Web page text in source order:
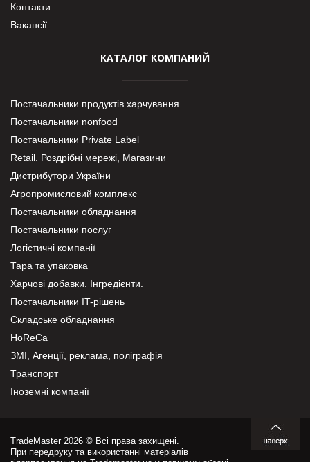
Контакти
Вакансії
КАТАЛОГ КОМПАНИЙ
Постачальники продуктів харчування
Постачальники nonfood
Постачальники Private Label
Retail. Роздрібні мережі, Магазини
Дистрибутори України
Агропромисловий комплекс
Постачальники обладнання
Постачальники послуг
Логістичні компанії
Тара та упаковка
Харчові добавки. Інгредієнти.
Постачальники IT-рішень
Складське обладнання
HoReCa
ЗМІ, Агенції, реклама, поліграфія
Транспорт
Іноземні компанії
TradeMaster 2026 © Всі права захищені.
При передруку та використанні матеріалів